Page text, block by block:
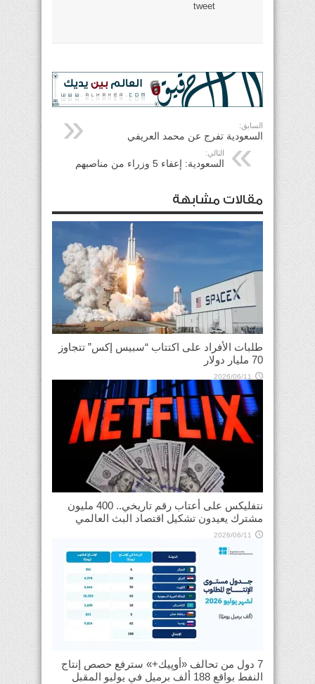
tweet
السابق:
السعودية تفرج عن محمد العريفي
التالي:
السعودية: إعفاء 5 وزراء من مناصبهم
مقالات مشابهة
طلبات الأفراد على اكتتاب “سبيس إكس” تتجاوز
70 مليار دولار
2026/06/11
نتفليكس على أعتاب رقم تاريخي.. 400 مليون
مشترك يعيدون تشكيل اقتصاد البث العالمي
2026/06/11
7 دول من تحالف «أوپيك+» سترفع حصص إنتاج
النفط بواقع 188 ألف برميل في يوليو المقبل